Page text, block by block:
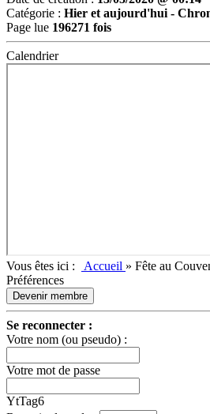
Catégorie : Hier et aujourd'hui -
Page lue 196271 fois
Calendrier
Vous êtes ici : Accueil » Fête au
Préférences
Devenir membre
Se reconnecter :
Votre nom (ou pseudo) :
Votre mot de passe
YtTag6